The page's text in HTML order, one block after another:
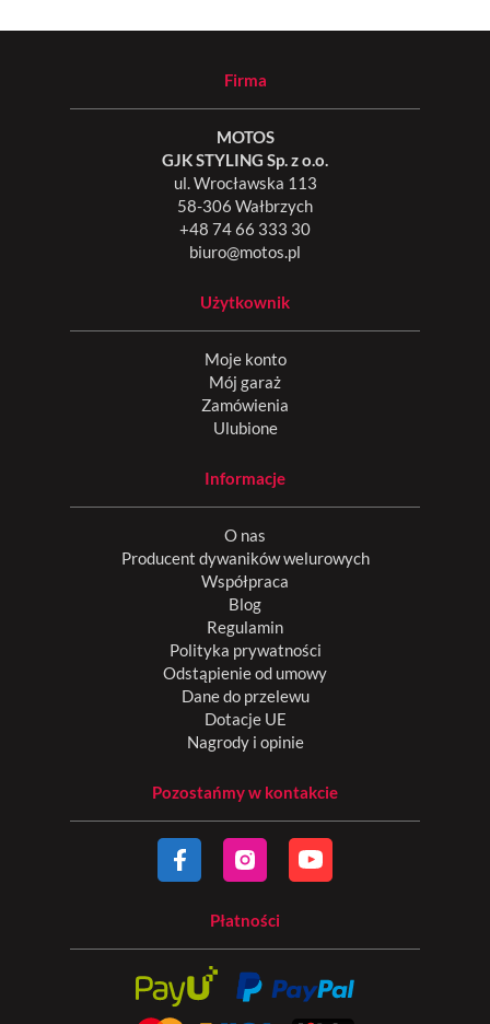
Firma
MOTOS
GJK STYLING Sp. z o.o.
ul. Wrocławska 113
58-306 Wałbrzych
+48 74 66 333 30
biuro@motos.pl
Użytkownik
Moje konto
Mój garaż
Zamówienia
Ulubione
Informacje
O nas
Producent dywaników welurowych
Współpraca
Blog
Regulamin
Polityka prywatności
Odstąpienie od umowy
Dane do przelewu
Dotacje UE
Nagrody i opinie
Pozostańmy w kontakcie
Płatności